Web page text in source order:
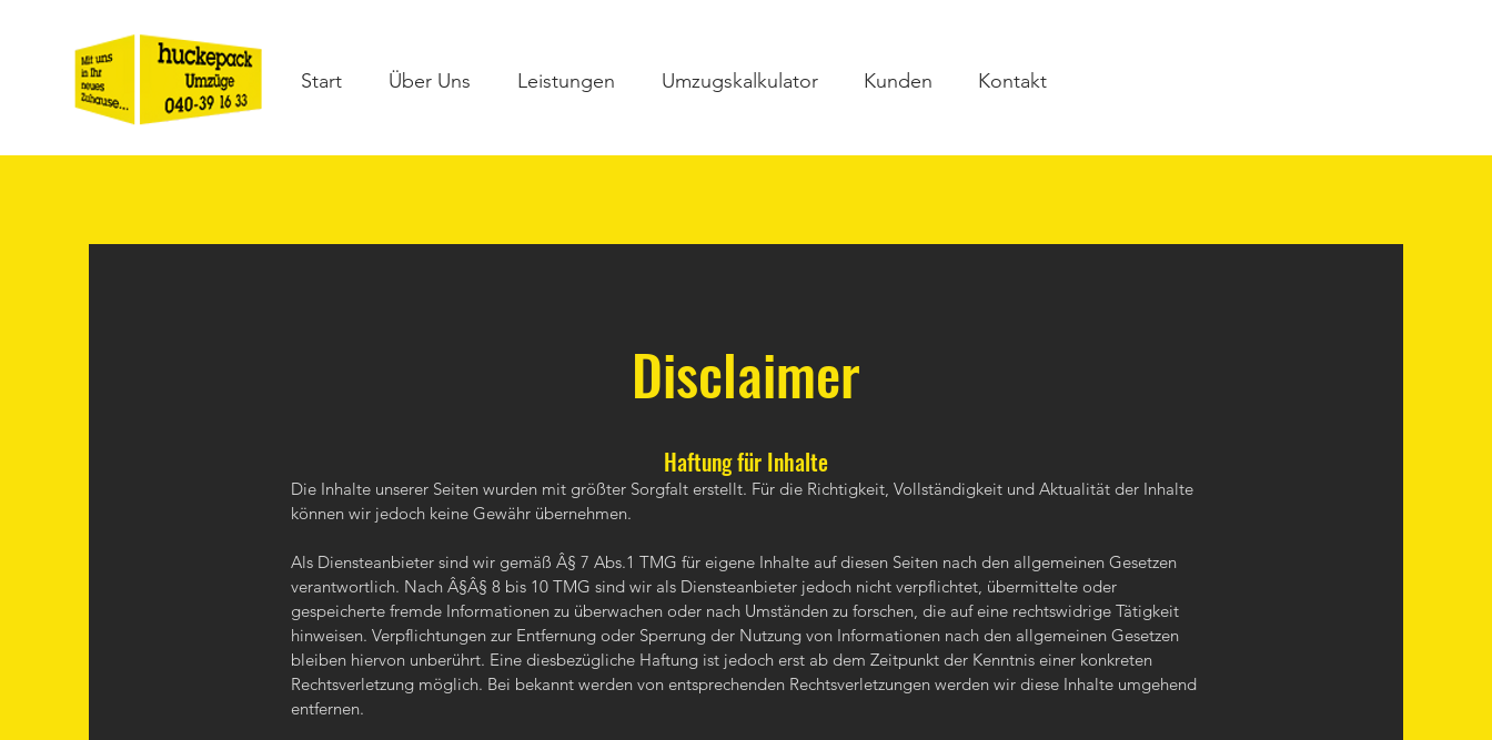
Start Über Uns Leistungen Umzugskalkulator Kunden Kontakt
Disclaimer
Haftung für Inhalte
Die Inhalte unserer Seiten wurden mit größter Sorgfalt erstellt. Für die Richtigkeit, Vollständigkeit und Aktualität der Inhalte
können wir jedoch keine Gewähr übernehmen.
Als Diensteanbieter sind wir gemäß Â§ 7 Abs.1 TMG für eigene Inhalte auf diesen Seiten nach den allgemeinen Gesetzen
verantwortlich. Nach Â§Â§ 8 bis 10 TMG sind wir als Diensteanbieter jedoch nicht verpflichtet, übermittelte oder
gespeicherte fremde Informationen zu überwachen oder nach Umständen zu forschen, die auf eine rechtswidrige Tätigkeit
hinweisen. Verpflichtungen zur Entfernung oder Sperrung der Nutzung von Informationen nach den allgemeinen Gesetzen
bleiben hiervon unberührt. Eine diesbezügliche Haftung ist jedoch erst ab dem Zeitpunkt der Kenntnis einer konkreten
Rechtsverletzung möglich. Bei bekannt werden von entsprechenden Rechtsverletzungen werden wir diese Inhalte umgehend
entfernen.